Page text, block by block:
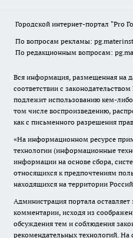
Городской интернет-портал "Pro
По вопросам рекламы:
По редакционным вопросам:
Вся информация, размещенная на
соответствии с
подлежит использованию кем-
том числе воспроизведению,
как с письменного разрешения
«На информационном ресурсе
технологии (информационные
информации на основе сбора,
относящихся к предпочтениям
находящихся на территории
Администрация портала
комментарии, исходя из
обсуждения тем и соблюдения
рекомендательных технологий. На